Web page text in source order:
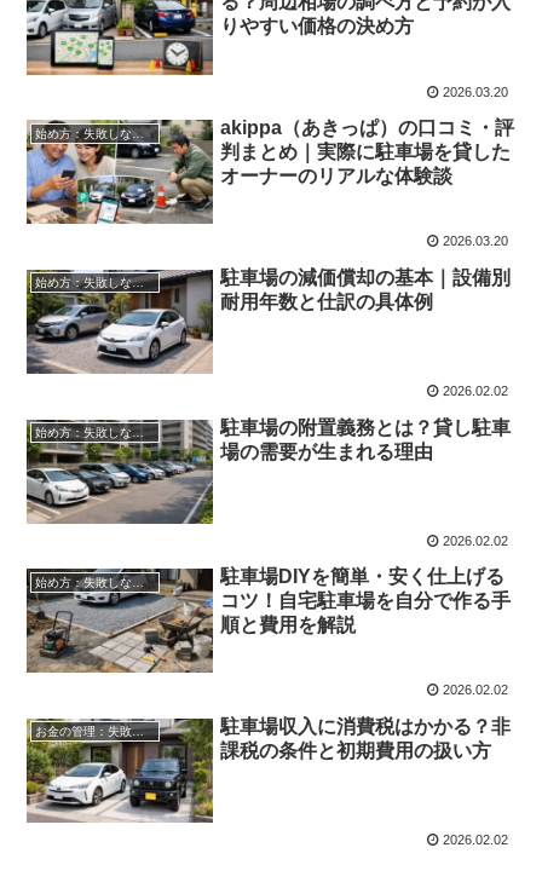
りやすい価格の決め方
2026.03.20
始め方：失敗しない自宅駐車場貸し出し
akippa（あきっぱ）の口コミ・評
判まとめ｜実際に駐車場を貸した
オーナーのリアルな体験談
2026.03.20
始め方：失敗しない自宅駐車場貸し出し
駐車場の減価償却の基本｜設備別
耐用年数と仕訳の具体例
2026.02.02
駐車場の附置義務とは？貸し駐車
場の需要が生まれる理由
2026.02.02
始め方：失敗しない自宅駐車場貸し出し
駐車場DIYを簡単・安く仕上げる
コツ！自宅駐車場を自分で作る手
順と費用を解説
2026.02.02
お金の管理：失敗しない自宅駐車場貸し出し
駐車場収入に消費税はかかる？非
課税の条件と初期費用の扱い方
2026.02.02